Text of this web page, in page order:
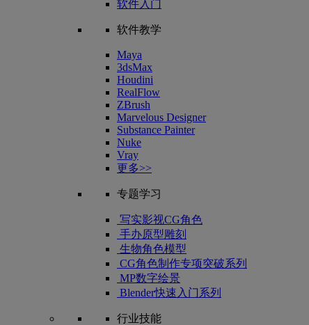
软件入门
软件教学
Maya
3dsMax
Houdini
RealFlow
ZBrush
Marvelous Designer
Substance Painter
Nuke
Vray
更多>>
专题学习
写实影视CG角色
手办原型雕刻
生物角色模型
CG角色制作专项突破系列
MP数字绘景
Blender快速入门系列
行业技能